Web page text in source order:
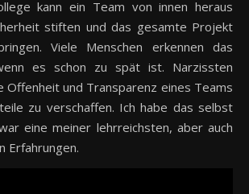
kann ein Team von innen heraus
stiften und das gesamte Projekt
Viele Menschen erkennen das
es schon zu spät ist. Narzissten
Offenheit und Transparenz eines Teams
zu verschaffen. Ich habe das selbst
eine meiner lehrreichsten, aber auch
Erfahrungen.